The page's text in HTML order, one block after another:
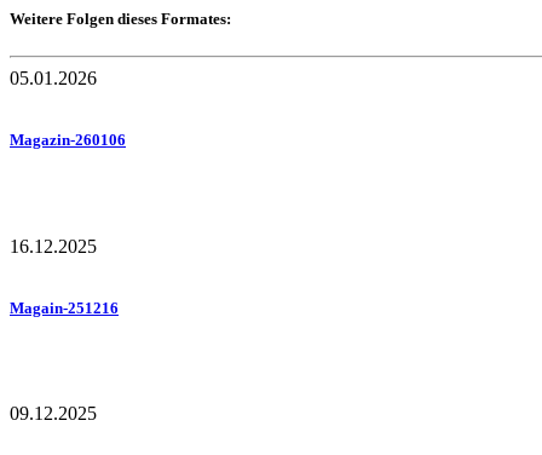
Weitere Folgen dieses Formates:
05.01.2026
Magazin-260106
16.12.2025
Magain-251216
09.12.2025